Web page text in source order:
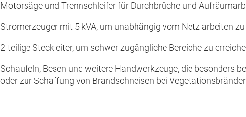
Motorsäge und Trennschleifer für Durchbrüche und
Stromerzeuger mit 5 kVA, um unabhängig vom Netz arbeiten
2-teilige Steckleiter, um schwer zugängliche Bereiche zu
Schaufeln, Besen und weitere Handwerkzeuge, die besonders
oder zur Schaffung von Brandschneisen bei